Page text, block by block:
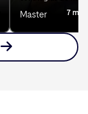
Master 7